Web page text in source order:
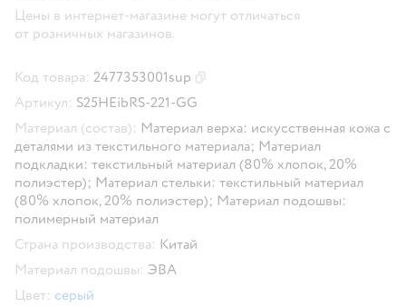
Цены в интернет-магазине могут отличаться
от розничных магазинов.
Код товара: 2477353001sup
Артикул: S25HEibRS-221-GG
Материал (состав): Материал верха: искусственная кожа с
деталями из текстильного материала; Материал
подкладки: текстильный материал (80% хлопок, 20%
полиэстер); Материал стельки: текстильный материал
(80% хлопок, 20% полиэстер); Материал подошвы:
полимерный материал
Страна производства: Китай
Материал подошвы: ЭВА
Цвет: серый